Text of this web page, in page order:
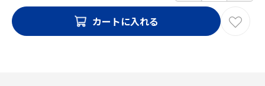
カートに入れる